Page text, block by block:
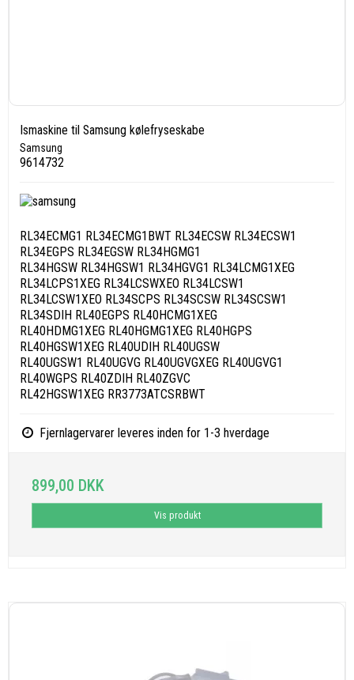
Ismaskine til Samsung kølefryseskabe
Samsung
9614732
RL34ECMG1 RL34ECMG1BWT RL34ECSW RL34ECSW1
RL34EGPS RL34EGSW RL34HGMG1
RL34HGSW RL34HGSW1 RL34HGVG1 RL34LCMG1XEG
RL34LCPS1XEG RL34LCSWXEO RL34LCSW1
RL34LCSW1XEO RL34SCPS RL34SCSW RL34SCSW1
RL34SDIH RL40EGPS RL40HCMG1XEG
RL40HDMG1XEG RL40HGMG1XEG RL40HGPS
RL40HGSW1XEG RL40UDIH RL40UGSW
RL40UGSW1 RL40UGVG RL40UGVGXEG RL40UGVG1
RL40WGPS RL40ZDIH RL40ZGVC
RL42HGSW1XEG RR3773ATCSRBWT
Fjernlagervarer leveres inden for 1-3 hverdage
899,00 DKK
Vis produkt